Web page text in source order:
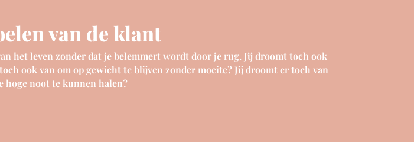
van de klant
het leven zonder dat je belemmert wordt door je rug. Jij droomt toch ook
ook van om op gewicht te blijven zonder moeite? Jij droomt er toch van
hoge noot te kunnen halen?